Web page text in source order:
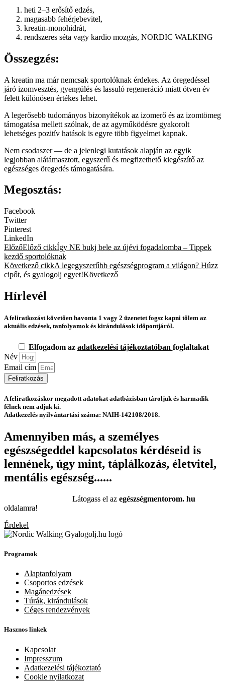
heti 2–3 erősítő edzés,
magasabb fehérjebevitel,
kreatin-monohidrát,
rendszeres séta vagy kardio mozgás, NORDIC WALKING
Összegzés:
A kreatin ma már nemcsak sportolóknak érdekes. Az öregedéssel
járó izomvesztés, gyengülés és lassuló regeneráció miatt ötven év
felett különösen értékes lehet.
A legerősebb tudományos bizonyítékok az izomerő és az izomtömeg
támogatása mellett szólnak, de az agyműködésre gyakorolt
lehetséges pozitív hatások is egyre több figyelmet kapnak.
Nem csodaszer — de a jelenlegi kutatások alapján az egyik
legjobban alátámasztott, egyszerű és megfizethető kiegészítő az
egészséges öregedés támogatására.
Megosztás:
Facebook
Twitter
Pinterest
LinkedIn
ElőzőElőző cikkÍgy NE bukj bele az újévi fogadalomba – Tippek
kezdő sportolóknak
Következő cikkA legegyszerűbb egészségprogram a világon? Húzz
cipőt, és gyalogolj egyet!Következő
Hírlevél
A feliratkozást követően havonta 1 vagy 2 üzenetet fogsz kapni tőlem az
aktuális edzések, tanfolyamok és kirándulások időpontjáról.
Elfogadom az adatkezelési tájékoztatóban foglaltakat
Név
Email cím
Feliratkozás
A feliratkozáskor megadott adatokat adatbázisban tároljuk és harmadik
félnek nem adjuk ki.
Adatkezelés nyilvántartási száma: NAIH-142108/2018.
Amennyiben más, a személyes
egészségeddel kapcsolatos kérdéseid is
lennének, úgy mint, táplálkozás, életvitel,
mentális egészség......
Látogass el az egészségmentorom. hu
oldalamra!
Érdekel
Programok
Alaptanfolyam
Csoportos edzések
Magánedzések
Túrák, kirándulások
Céges rendezvények
Hasznos linkek
Kapcsolat
Impresszum
Adatkezelési tájékoztató
Cookie nyilatkozat